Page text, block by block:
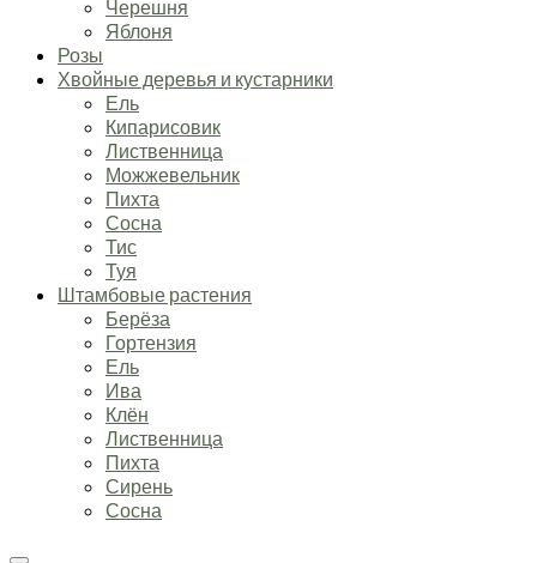
Черешня
Яблоня
Розы
Хвойные деревья и кустарники
Ель
Кипарисовик
Лиственница
Можжевельник
Пихта
Сосна
Тис
Туя
Штамбовые растения
Берёза
Гортензия
Ель
Ива
Клён
Лиственница
Пихта
Сирень
Сосна